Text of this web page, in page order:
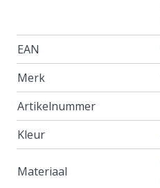
EAN
Merk
Artikelnummer
Kleur
Materiaal